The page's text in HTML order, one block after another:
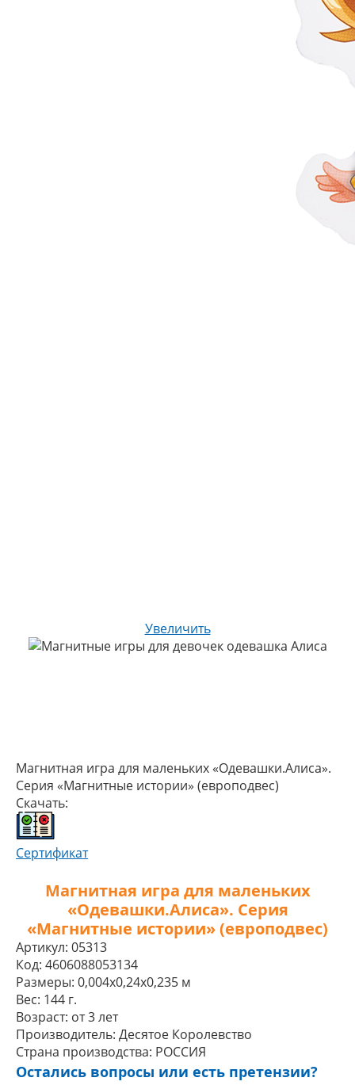
Увеличить
Магнитная игра для маленьких «Одевашки.Алиса».
Серия «Магнитные истории» (европодвес)
Скачать:
Сертификат
Магнитная игра для маленьких
«Одевашки.Алиса». Серия
«Магнитные истории» (европодвес)
Артикул: 05313
Код: 4606088053134
Размеры: 0,004x0,24x0,235 м
Вес: 144 г.
Возраст: от 3 лет
Производитель: Десятое Королевство
Страна производства: РОССИЯ
Остались вопросы или есть претензии?